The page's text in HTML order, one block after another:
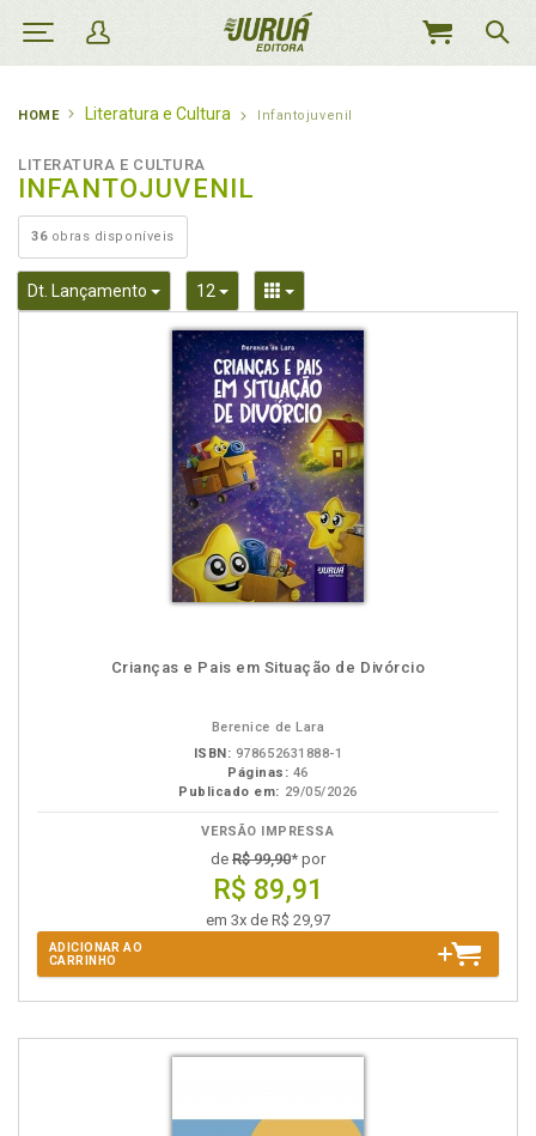
MEU
HOME Literatura e Cultura Infantojuvenil
LITERATURA E CULTURA
INFANTOJUVENIL
36obras disponíveis
Dt. Lançamento Toggle Dropdown
12 Toggle DropdownToggle Dropdown
Crianças e Pais em Situação de Divórcio
Berenice de Lara
ISBN: 978652631888-1
Páginas: 46
Publicado em: 29/05/2026
VERSÃO IMPRESSA
de R$ 99,90* por
R$ 89,91
em 3x de R$ 29,97
ADICIONAR AO
CARRINHO